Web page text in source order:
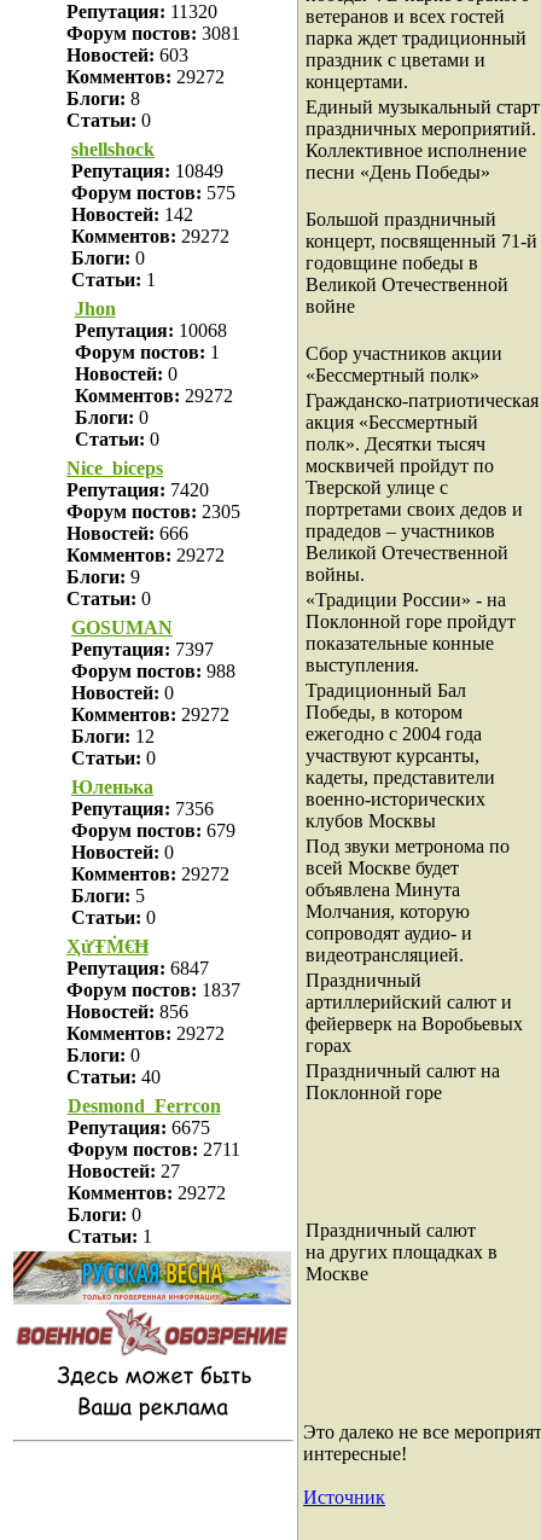
Репутация: 11320
Форум постов: 3081
Новостей: 603
Комментов: 29272
Блоги: 8
Статьи: 0
shellshock
Репутация: 10849
Форум постов: 575
Новостей: 142
Комментов: 29272
Блоги: 0
Статьи: 1
Jhon
Репутация: 10068
Форум постов: 1
Новостей: 0
Комментов: 29272
Блоги: 0
Статьи: 0
Nice_biceps
Репутация: 7420
Форум постов: 2305
Новостей: 666
Комментов: 29272
Блоги: 9
Статьи: 0
GOSUMAN
Репутация: 7397
Форум постов: 988
Новостей: 0
Комментов: 29272
Блоги: 12
Статьи: 0
Юленька
Репутация: 7356
Форум постов: 679
Новостей: 0
Комментов: 29272
Блоги: 5
Статьи: 0
ҲửŦṀ€Ħ
Репутация: 6847
Форум постов: 1837
Новостей: 856
Комментов: 29272
Блоги: 0
Статьи: 40
Desmond_Ferrcon
Репутация: 6675
Форум постов: 2711
Новостей: 27
Комментов: 29272
Блоги: 0
Статьи: 1
ветеранов и всех гостей
парка ждет традиционный
праздник с цветами и
концертами.
Единый музыкальный старт
праздничных мероприятий.
Коллективное исполнение
песни «День Победы»
Большой праздничный
концерт, посвященный 71-й
годовщине победы в
Великой Отечественной
войне
Сбор участников акции
«Бессмертный полк»
Гражданско-патриотическая
акция «Бессмертный
полк». Десятки тысяч
москвичей пройдут по
Тверской улице с
портретами своих дедов и
прадедов – участников
Великой Отечественной
войны.
«Традиции России» - на
Поклонной горе пройдут
показательные конные
выступления.
Традиционный Бал
Победы, в котором
ежегодно с 2004 года
участвуют курсанты,
кадеты, представители
военно-исторических
клубов Москвы
Под звуки метронома по
всей Москве будет
объявлена Минута
Молчания, которую
сопроводят аудио- и
видеотрансляцией.
Праздничный
артиллерийский салют и
фейерверк на Воробьевых
горах
Праздничный салют на
Поклонной горе
Праздничный салют
на других площадках в
Москве
Это далеко не все
интересные!
Источник